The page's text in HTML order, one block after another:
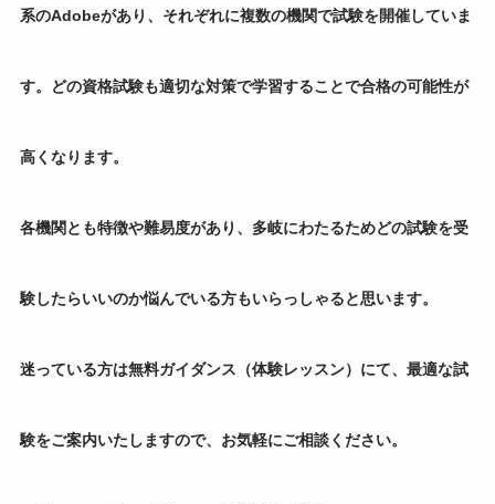
系のAdobeがあり、それぞれに複数の機関で試験を開催していま
す。どの資格試験も適切な対策で学習することで合格の可能性が
高くなります。
各機関とも特徴や難易度があり、多岐にわたるためどの試験を受
験したらいいのか悩んでいる方もいらっしゃると思います。
迷っている方は無料ガイダンス（体験レッスン）にて、最適な試
験をご案内いたしますので、お気軽にご相談ください。